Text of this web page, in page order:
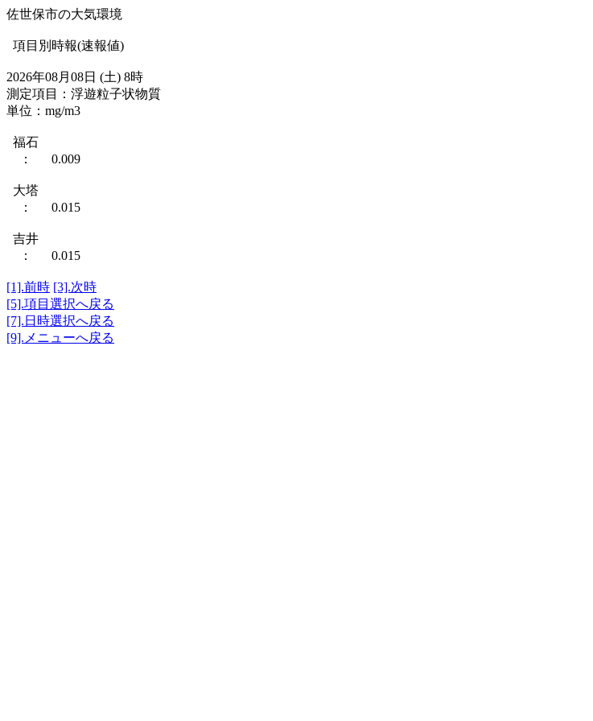
佐世保市の大気環境
項目別時報(速報値)
2026年08月08日 (土) 8時
測定項目：浮遊粒子状物質
単位：mg/m3
福石
： 0.009
大塔
： 0.015
吉井
： 0.015
[1].前時 [3].次時
[5].項目選択へ戻る
[7].日時選択へ戻る
[9].メニューへ戻る